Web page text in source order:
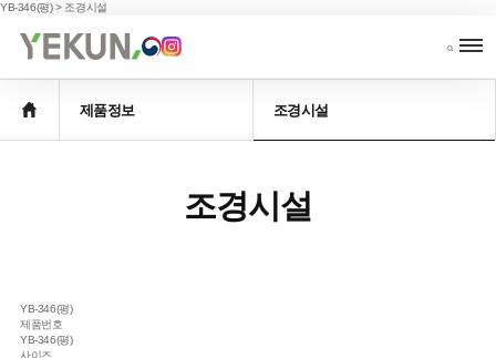
YB-346(평) > 조경시설
시공사례고
제품정보 조경시설
조경시설
YB-346(평)
제품번호
YB-346(평)
사이즈